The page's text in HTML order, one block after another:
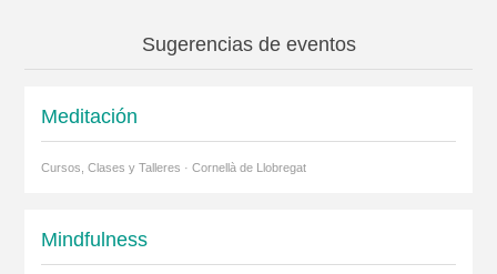
Sugerencias de eventos
Meditación
Cursos, Clases y Talleres · Cornellà de Llobregat
Mindfulness